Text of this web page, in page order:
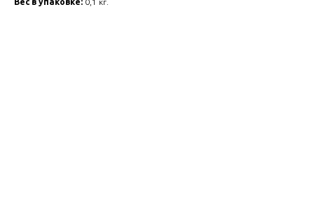
Вес в упаковке: 0,1 кг.